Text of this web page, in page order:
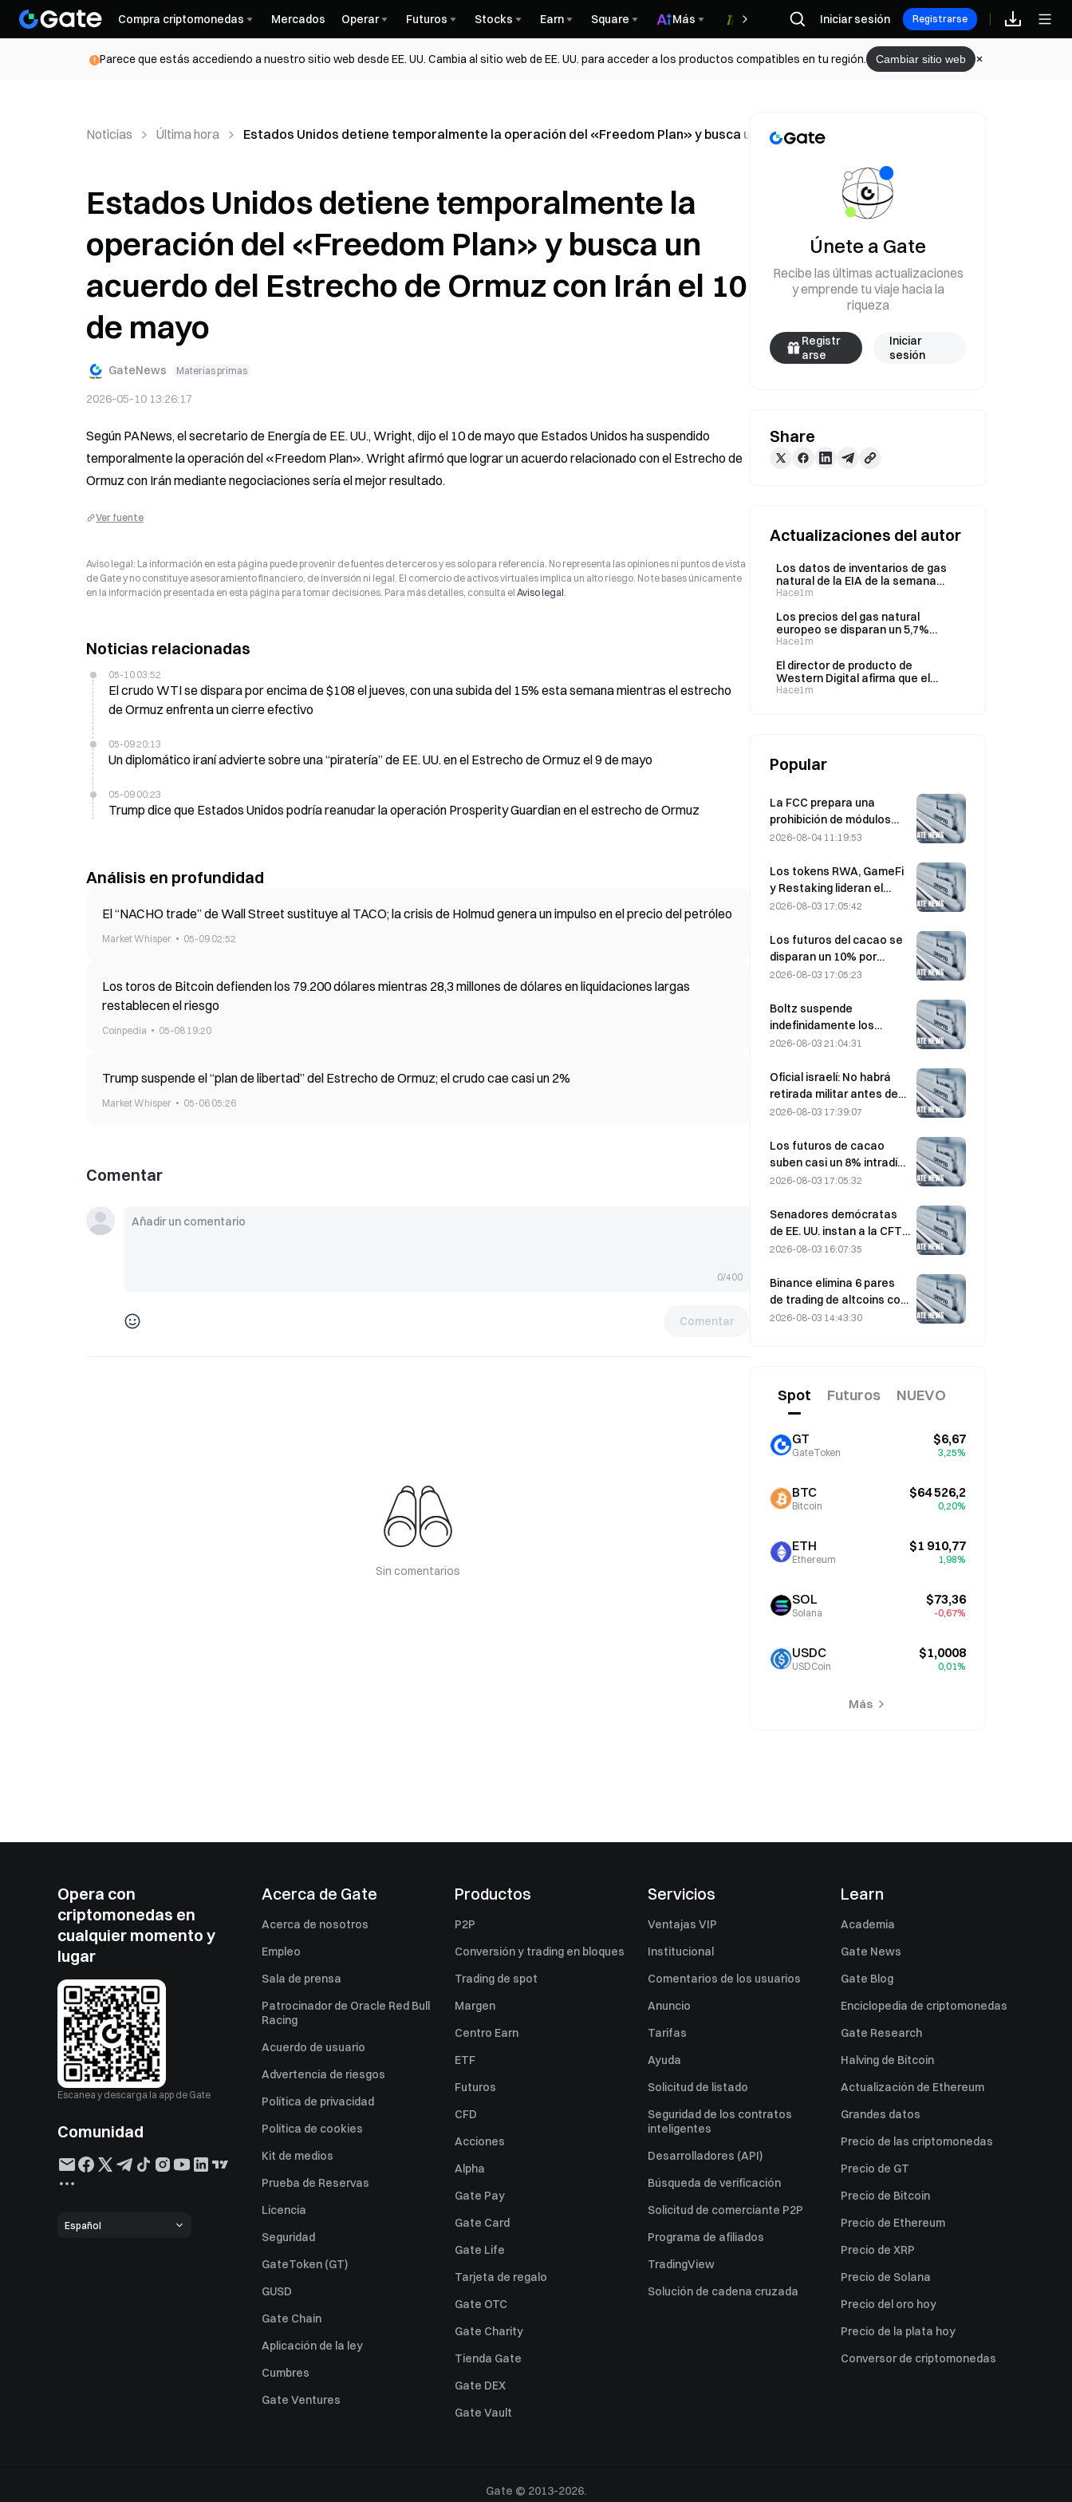
Compra criptomonedas Mercados Operar Futuros Stocks Earn Square Más Recompensas
Iniciar sesión Registrarse
Parece que estás accediendo a nuestro sitio web desde EE. UU. Cambia al sitio web de EE. UU. para acceder a los productos compatibles en tu región. Cambiar sitio web
Noticias Última hora Estados Unidos detiene temporalmente la operación del «Freedom Plan» y busca un acuerdo del Estrecho de Ormuz con Irán el 10 de
Estados Unidos detiene temporalmente la
operación del «Freedom Plan» y busca un
acuerdo del Estrecho de Ormuz con Irán el 10
de mayo
GateNews Materias primas
2026-05-10 13:26:17
Según PANews, el secretario de Energía de EE. UU., Wright, dijo el 10 de mayo que Estados Unidos ha suspendido
temporalmente la operación del «Freedom Plan». Wright afirmó que lograr un acuerdo relacionado con el Estrecho de
Ormuz con Irán mediante negociaciones sería el mejor resultado.
Ver fuente
Aviso legal: La información en esta página puede provenir de fuentes de terceros y es solo para referencia. No representa las opiniones ni puntos de vista
de Gate y no constituye asesoramiento financiero, de inversión ni legal. El comercio de activos virtuales implica un alto riesgo. No te bases únicamente
en la información presentada en esta página para tomar decisiones. Para más detalles, consulta el Aviso legal.
Noticias relacionadas
05-10 03:52
El crudo WTI se dispara por encima de $108 el jueves, con una subida del 15% esta semana mientras el estrecho
de Ormuz enfrenta un cierre efectivo
05-09 20:13
Un diplomático iraní advierte sobre una “piratería” de EE. UU. en el Estrecho de Ormuz el 9 de mayo
05-09 00:23
Trump dice que Estados Unidos podría reanudar la operación Prosperity Guardian en el estrecho de Ormuz
Análisis en profundidad
El “NACHO trade” de Wall Street sustituye al TACO; la crisis de Holmud genera un impulso en el precio del petróleo
Market Whisper 05-09 02:52
Los toros de Bitcoin defienden los 79.200 dólares mientras 28,3 millones de dólares en liquidaciones largas
restablecen el riesgo
Coinpedia 05-08 19:20
Trump suspende el “plan de libertad” del Estrecho de Ormuz; el crudo cae casi un 2%
Market Whisper 05-06 05:26
Comentar
0/400
Comentar
Sin comentarios
Únete a Gate
Recibe las últimas actualizaciones
y emprende tu viaje hacia la
riqueza
Registr
arse
Iniciar
sesión
Share
Actualizaciones del autor
Los datos de inventarios de gas
natural de la EIA de la semana
finalizada el 31 de julio se
Hace1m
Los precios del gas natural
europeo se disparan un 5,7%
hasta los 55,39 €/MWh
Hace1m
El director de producto de
Western Digital afirma que el
almacenamiento de IA necesita
Hace1m
Popular
La FCC prepara una
prohibición de módulos
ópticos chinos para
se enfrenta a un impacto
del 27% en su cuota de
mercado
2026-08-04 11:19:53
Los tokens RWA, GameFi
y Restaking lideran el
rendimiento del mercado
2026-08-03 17:05:42
Los futuros del cacao se
disparan un 10% por
preocupaciones sobre el
los 6.000 dólares la
tonelada
2026-08-03 17:05:23
Boltz suspende
indefinidamente los
servicios de su puente de
asistidos por IA
2026-08-03 21:04:31
Oficial israelí: No habrá
retirada militar antes de
que Hamás se desarme
2026-08-03 17:39:07
Los futuros de cacao
suben casi un 8% intradía
el pasado viernes,
participantes del mercado
2026-08-03 17:05:32
Senadores demócratas
de EE. UU. instan a la CFTC
a restringir los productos
incendios forestales ante
una temporada récord de
incendios
2026-08-03 16:07:35
Binance elimina 6 pares
de trading de altcoins con
efecto el 17 de agosto de
2026-08-03 14:43:30
Spot Futuros NUEVO
GT
GateToken
$6,67
3,25%
BTC
Bitcoin
$64 526,2
0,20%
ETH
Ethereum
$1 910,77
1,98%
SOL
Solana
$73,36
-0,67%
USDC
USDCoin
$1,0008
0,01%
Más
Opera con
criptomonedas en
cualquier momento y
lugar
Escanea y descarga la app de Gate
Comunidad
Español
Acerca de Gate
Acerca de nosotros
Empleo
Sala de prensa
Patrocinador de Oracle Red Bull
Racing
Acuerdo de usuario
Advertencia de riesgos
Política de privacidad
Política de cookies
Kit de medios
Prueba de Reservas
Licencia
Seguridad
GateToken (GT)
GUSD
Gate Chain
Aplicación de la ley
Cumbres
Gate Ventures
Productos
P2P
Conversión y trading en bloques
Trading de spot
Margen
Centro Earn
ETF
Futuros
CFD
Acciones
Alpha
Gate Pay
Gate Card
Gate Life
Tarjeta de regalo
Gate OTC
Gate Charity
Tienda Gate
Gate DEX
Gate Vault
Servicios
Ventajas VIP
Institucional
Comentarios de los usuarios
Anuncio
Tarifas
Ayuda
Solicitud de listado
Seguridad de los contratos
inteligentes
Desarrolladores (API)
Búsqueda de verificación
Solicitud de comerciante P2P
Programa de afiliados
TradingView
Solución de cadena cruzada
Learn
Academia
Gate News
Gate Blog
Enciclopedia de criptomonedas
Gate Research
Halving de Bitcoin
Actualización de Ethereum
Grandes datos
Precio de las criptomonedas
Precio de GT
Precio de Bitcoin
Precio de Ethereum
Precio de XRP
Precio de Solana
Precio del oro hoy
Precio de la plata hoy
Conversor de criptomonedas
Gate © 2013-2026.